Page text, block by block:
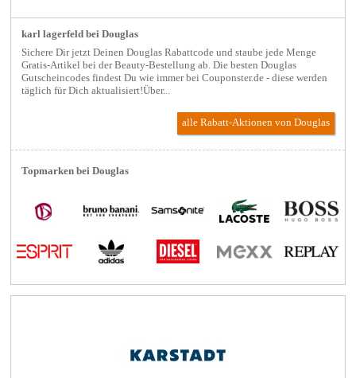
karl lagerfeld bei Douglas
Sichere Dir jetzt Deinen Douglas Rabattcode und staube jede Menge
Gratis-Artikel bei der Beauty-Bestellung ab. Die besten Douglas
Gutscheincodes findest Du wie immer bei Couponster.de - diese werden
täglich für Dich aktualisiert!Über...
alle Rabatt-Aktionenvon Douglas
Topmarken bei Douglas